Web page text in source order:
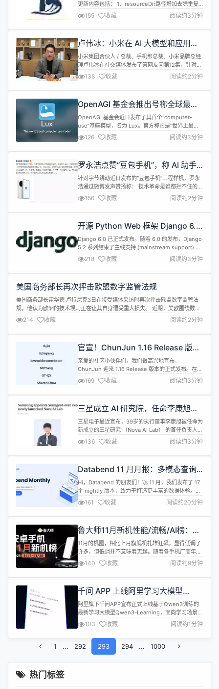
更新内容包括： 1、resourceDir路径增加去除重复
功能 2、完善针对OffsetDateTime和
ZonedDateTime类型的处理 &lt;!-- 其他非spring框
架可以基于sagacity-sqltoy 进行扩展 --&gt;
155 收藏 阅读约3分钟
卢伟冰：小米在 AI 大模型和应用方
面进展远超预期
小米集团合伙人 / 总裁、手机部总裁、小米品牌总经
理卢伟冰在社交媒体发布了答网友问第12集，针对罗
福莉加入小米及未来AI新战略相关问题作出了解答。
他表示：“其实我们在前几个季度都已经开始了在AI
上的压强式投入。虽然现在我们不能透露太多，但是
冰还说道：“我们认为AI与物理世界的深度结合，是
智能科技的下一代。小...
138 收藏 阅读约2分钟
OpenAGI 基金会推出号称全球最好
的 Computer Use 基座模型：Lux
OpenAGI 基金会近日发布了其首个“computer-
use”基座模型，名为 Lux。官方称它是“世界上最
好、最快、最便宜的 computer-use 模型”，并且已
经通过其 SDK 对外开放，因此任何开发者或公司都
可以使用它来构建自动化、代理式应用。 Lux 提供了
式：适合明确、简单、单步任务。执行速...
126 收藏 阅读约3分钟
罗永浩点赞“豆包手机”，称 AI 助手
一定会遍地开花
针对字节跳动近日发布的“豆包手机”工程样机，罗永
浩通过微博发声赞扬称： 技术革命是谁都拦不住的，
不管试图阻拦它的是各大app，还是各小app。不要
说是公司，即使是各大国和各小国，也一样拦不住。
豆包手机能不能成我不知道，但字节尝试走出这第一
地开花，我们的生活也会完全离不开它，将来的人们
会记住这历史性的一天。 ​...
156 收藏 阅读约2分钟
开源 Python Web 框架 Django 6.0
正式发布
Django 6.0 已正式发布。随着 6.0 的发布，Django
5.2 系列结束了主线支持 (mainstream support) —
虽然 5.2 会继续获得安全与防止数据丢失的修复（直
至 2028 年 4 月），但官方推荐用户尽早升级。 同
时，5.1 系列已结束扩展支持 (extended
218 收藏 阅读约3分钟
美国商务部长再次抨击欧盟数字监管法规
美国商务部长霍华德·卢特尼克3日在接受媒体采访时再次抨击欧盟数字监管法
规，他认为欧洲的技术规则正在让其自身遭受重大损失。 近期，美欧围绕数字
监管再生摩擦。美国指责欧盟监管法规对美国科技企业不公平，并用钢铝产品
关税为筹码要求欧盟“松绑”。欧盟则抨击美国此举是“勒索”，坚持数字法规关乎
主权不容挑战。 卢特尼克在接受美国消费者新闻与商业频道（CNBC）采访时
214 收藏 阅读约2分钟
官宣！ChunJun 1.16 Release 版本
发布！
亲爱的社区小伙伴们，我们很高兴地宣布，
ChunJun 迎来 1.16 Release 版本的正式发布。在新
版本中，ChunJun 新增了一批常用功能，进行了多
项功能优化和问题修复，并在用户使用体验上进行了
极大地改善。有9位Contributor 为 ChunJun 提交
变得更好！ 1、重要更新 （1）新增...
169 收藏 阅读约3分钟
三星成立 AI 研究院，任命李康旭为
首任负责人
三星电子最近宣布，39岁的执行董事李康旭被任命为
新成立的三星研究 （Nova AI Lab） 的首任负责人。
李康旭于1986年出生，最近在11月25日的年终人事
调整中被提拔为执行董事，成为三星历史上最年轻的
高级管理人员之一。他在人工智能研究领域拥有丰富
据消息人士的说法，三星最近完成了一次组织重组，
以反映新的...
136 收藏 阅读约3分钟
Databend 11 月月报：多模态查询
智能
Hi，Databend 的朋友们！🚀 11 月，我们发布了 17
个 nightly 版本，致力于打造更丰富的数据体验。本
月上线了 TimestampTz 支持、HTTP Arrow
payloads、支持 RBAC 的脱敏策略，并进行了三轮
Runtime Filter 调优，同时针对多模态负载改进了全
161 收藏 阅读约20分钟
鲁大师11月新机性能/流畅/AI榜：荣
耀性能/AI双冠，OPPO流畅称王，
华为“隐形参战”
11月的机圈，相比上月旗舰机扎堆狂飙，显得低调了
许多，但低调并不意味着无趣。随着各手机厂商年度
新旗舰机布局基本完成，战场悄然转向了更具销量潜
力的中高端市场。 这个月，OPPO、vivo、荣耀纷纷
端出各自的“走量主力”，分别是OPPO的Reno系列、
Mate系列新机与新麒麟芯片强势登场。接下来就带
大家看看，在本...
140 收藏 阅读约9分钟
千问 APP 上线阿里学习大模型
Qwen3-Learning
阿里旗下千问APP宣布正式上线基于Qwen3训练的
最新学习大模型Qwen3-Learning，面向学习场景提
供拍题答疑、作业批改两项重要更新，据称其功能效
果对标OpenAI/谷歌的付费功能，并且全部免费、不
限次数。 主要功能亮点： 拍照答疑：识别准确度
高，支持跨文化、多语言解题，深度融合全球30多个
国家考试体系与海量真题，可为用户深度解析复杂知
103 收藏 阅读约1分钟
1 ... 292 293 294 ... 1000
热门标签